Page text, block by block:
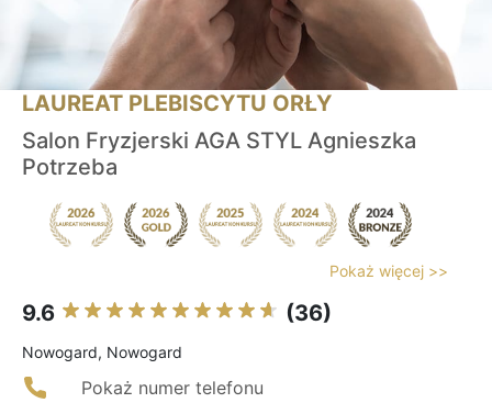
LAUREAT PLEBISCYTU ORŁY
Salon Fryzjerski AGA STYL Agnieszka
Potrzeba
Pokaż więcej >>
9.6 (36)
Nowogard, Nowogard
Pokaż numer telefonu